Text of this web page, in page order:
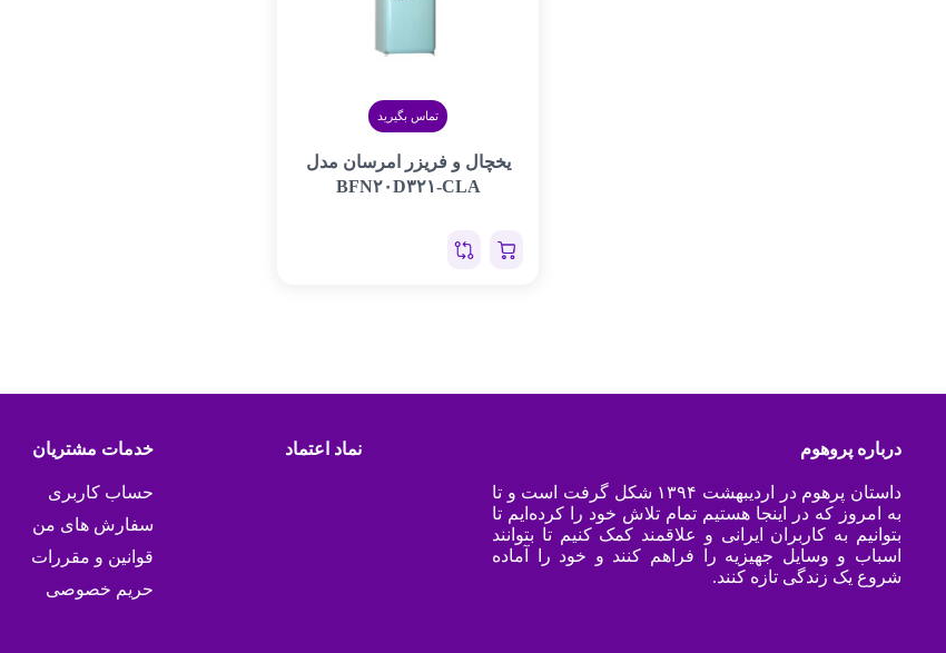
تماس بگیرید
یخچال و فریزر امرسان مدل
BFN۲۰D۳۲۱-CLA
درباره پروهوم
داستان پرهوم در اردیبهشت ۱۳۹۴ شکل گرفت است و تا
به امروز که در اینجا هستیم تمام تلاش خود را کرده‌ایم تا
بتوانیم به کاربران ایرانی و علاقمند کمک کنیم تا بتوانند
اسباب و وسایل جهیزیه را فراهم کنند و خود را آماده
شروع یک زندگی تازه کنند.
نماد اعتماد خدمات مشتریان
حساب کاربری
سفارش های من
قوانین و مقررات
حریم خصوصی